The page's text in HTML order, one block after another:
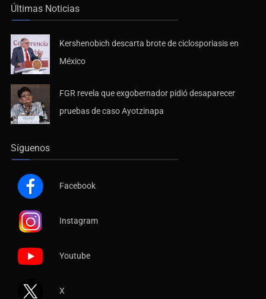
Últimas Noticias
Kershenobich descarta brote de ciclosporiasis en
México
FGR revela que exgobernador pidió desaparecer
pruebas de caso Ayotzinapa
Síguenos
Facebook
Instagram
Youtube
X